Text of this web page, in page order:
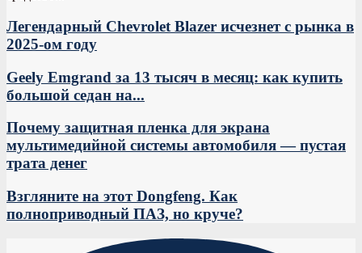
Легендарный Chevrolet Blazer исчезнет с рынка в
2025-ом году
Geely Emgrand за 13 тысяч в месяц: как купить
большой седан на...
Почему защитная пленка для экрана
мультимедийной системы автомобиля — пустая
трата денег
Взгляните на этот Dongfeng. Как
полноприводный ПАЗ, но круче?